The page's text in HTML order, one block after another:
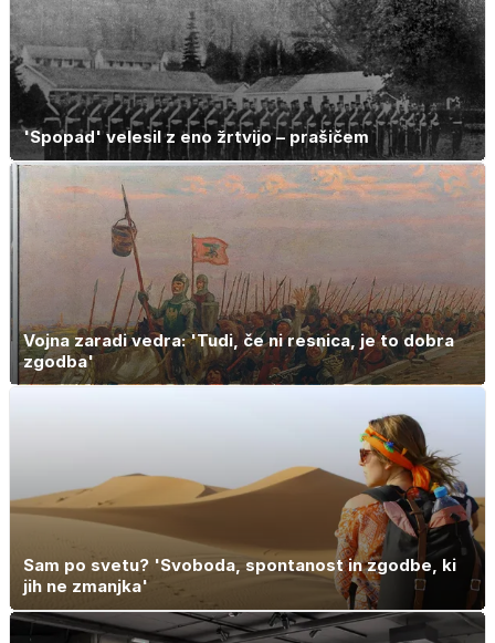
'Spopad' velesil z eno žrtvijo – prašičem
Vojna zaradi vedra: 'Tudi, če ni resnica, je to dobra
zgodba'
Sam po svetu? 'Svoboda, spontanost in zgodbe, ki
jih ne zmanjka'